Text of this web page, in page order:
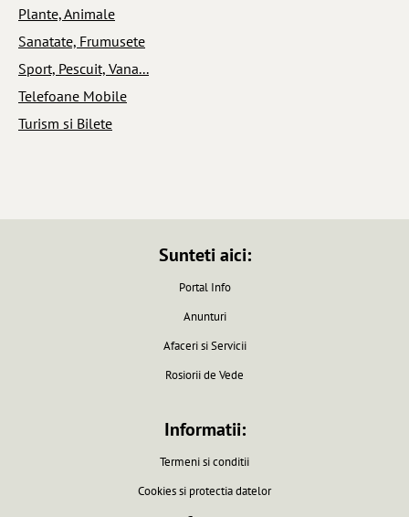
Plante, Animale
Sanatate, Frumusete
Sport, Pescuit, Vana...
Telefoane Mobile
Turism si Bilete
Sunteti aici:
Portal Info
Anunturi
Afaceri si Servicii
Rosiorii de Vede
Informatii:
Termeni si conditii
Cookies si protectia datelor